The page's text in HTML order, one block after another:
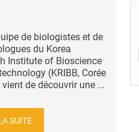
de biologistes et de
du Korea
Institute of Bioscience
(KRIBB, Corée
de découvrir une ...
SUITE